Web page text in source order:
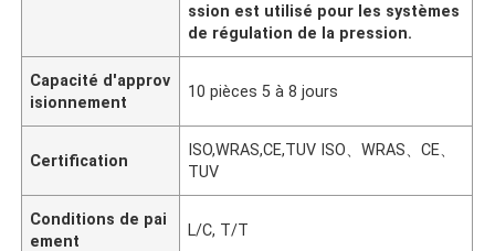
ssion est utilisé pour les systèmes
de régulation de la pression.
Capacité d'approv
isionnement
10 pièces 5 à 8 jours
Certification
ISO,WRAS,CE,TUV ISO、WRAS、CE、
TUV
Conditions de pai
ement
L/C, T/T